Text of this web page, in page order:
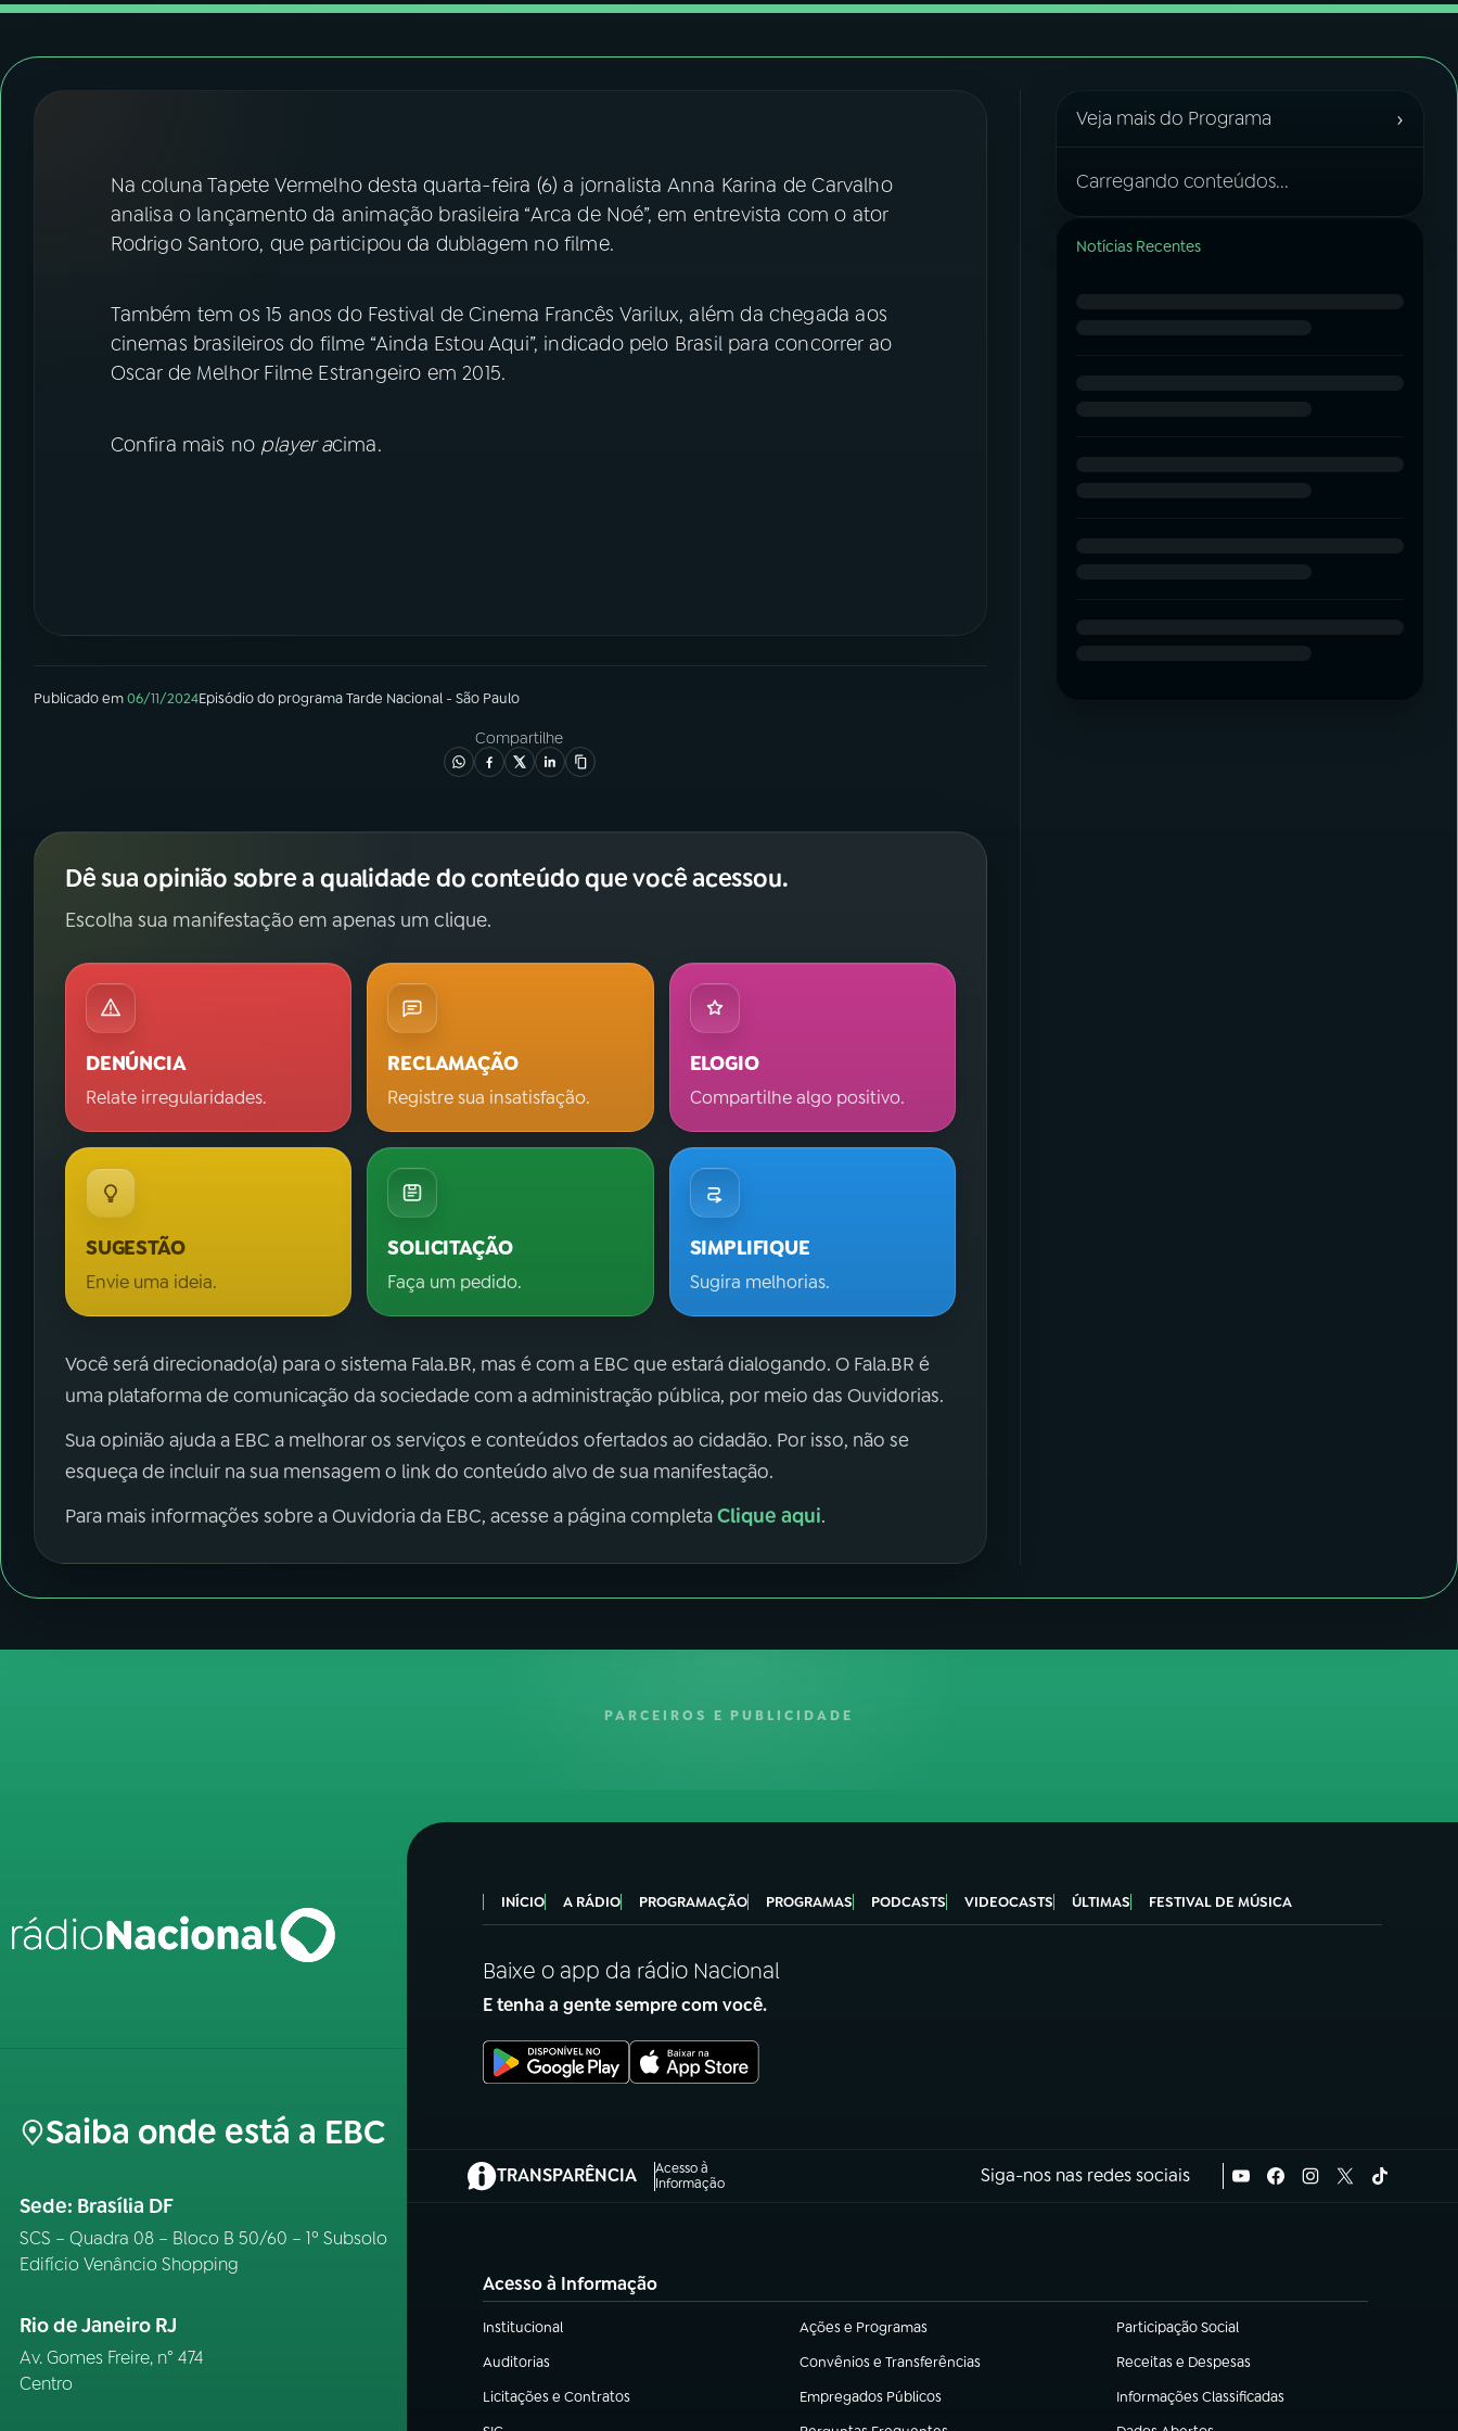
ÚLTIMAS
YouTube Facebook
Instagram X
Na coluna Tapete Vermelho desta quarta-feira (6) a jornalista Anna Karina de Carvalho
analisa o lançamento da animação brasileira “Arca de Noé”, em entrevista com o ator
Rodrigo Santoro, que participou da dublagem no filme.
Também tem os 15 anos do Festival de Cinema Francês Varilux, além da chegada aos
cinemas brasileiros do filme “Ainda Estou Aqui”, indicado pelo Brasil para concorrer ao
Oscar de Melhor Filme Estrangeiro em 2015.
Confira mais no player acima.
Publicado em06/11/2024Episódiodo programaTarde Nacional - São Paulo
Compartilhe
Dê sua opinião sobre a qualidade do conteúdo que você acessou.
Escolha sua manifestação em apenas um clique.
DENÚNCIA
Relate irregularidades.
RECLAMAÇÃO
Registre sua insatisfação.
ELOGIO
Compartilhe algo positivo.
SUGESTÃO
Envie uma ideia.
SOLICITAÇÃO
Faça um pedido.
SIMPLIFIQUE
Sugira melhorias.
Você será direcionado(a) para o sistema Fala.BR, mas é com a EBC que estará dialogando. O Fala.BR é
uma plataforma de comunicação da sociedade com a administração pública, por meio das Ouvidorias.
Sua opinião ajuda a EBC a melhorar os serviços e conteúdos ofertados ao cidadão. Por isso, não se
esqueça de incluir na sua mensagem o link do conteúdo alvo de sua manifestação.
Para mais informações sobre a Ouvidoria da EBC, acesse a página completaClique aqui.
Veja mais do Programa ›
Carregando conteúdos...
Notícias Recentes
PARCEIROS E PUBLICIDADE
Saiba onde está a EBC
Sede: Brasília DF
SCS – Quadra 08 – Bloco B 50/60 – 1º Subsolo
Edifício Venâncio Shopping
Rio de Janeiro RJ
Av. Gomes Freire, n° 474
Centro
INÍCIO A RÁDIO PROGRAMAÇÃO PROGRAMAS PODCASTS VIDEOCASTS ÚLTIMAS FESTIVAL DE MÚSICA
Baixe o app da rádio Nacional
E tenha a gente sempre com você.
TRANSPARÊNCIA
Acesso à
Informação
(abre em nova aba) Siga-nos nas redes sociais
Acesso à Informação
Institucional
(abre em nova aba) Ações e Programas
(abre em nova aba) Participação Social
(abre em nova aba)
Auditorias
(abre em nova aba) Convênios e Transferências
(abre em nova aba) Receitas e Despesas
(abre em nova aba)
Licitações e Contratos
(abre em nova aba) Empregados Públicos
(abre em nova aba) Informações Classificadas
(abre em nova aba)